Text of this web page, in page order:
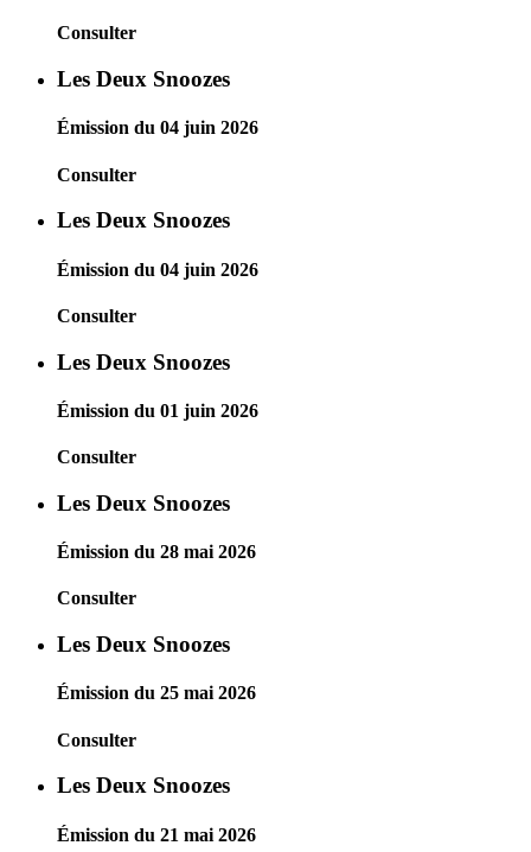
Consulter
Les Deux Snoozes
Émission du 04 juin 2026
Consulter
Les Deux Snoozes
Émission du 04 juin 2026
Consulter
Les Deux Snoozes
Émission du 01 juin 2026
Consulter
Les Deux Snoozes
Émission du 28 mai 2026
Consulter
Les Deux Snoozes
Émission du 25 mai 2026
Consulter
Les Deux Snoozes
Émission du 21 mai 2026